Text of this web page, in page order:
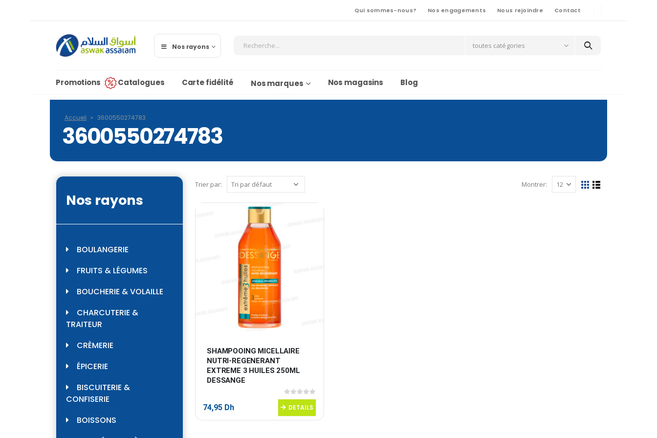
Qui sommes-nous? Nos engagements Nous rejoindre Contact
Nos rayons toutes catégories
Promotions Catalogues Carte fidélité Nos marques Nos magasins Blog
Accueil » 3600550274783
3600550274783
Trier par: Montrer:
SHAMPOOING MICELLAIRE
NUTRI-REGENERANT
EXTREME 3 HUILES 250ML
DESSANGE
0sur 5
74,95 Dh DETAILS
Nos rayons
BOULANGERIE
FRUITS & LÉGUMES
BOUCHERIE & VOLAILLE
CHARCUTERIE &
TRAITEUR
CRÈMERIE
ÉPICERIE
BISCUITERIE &
CONFISERIE
BOISSONS